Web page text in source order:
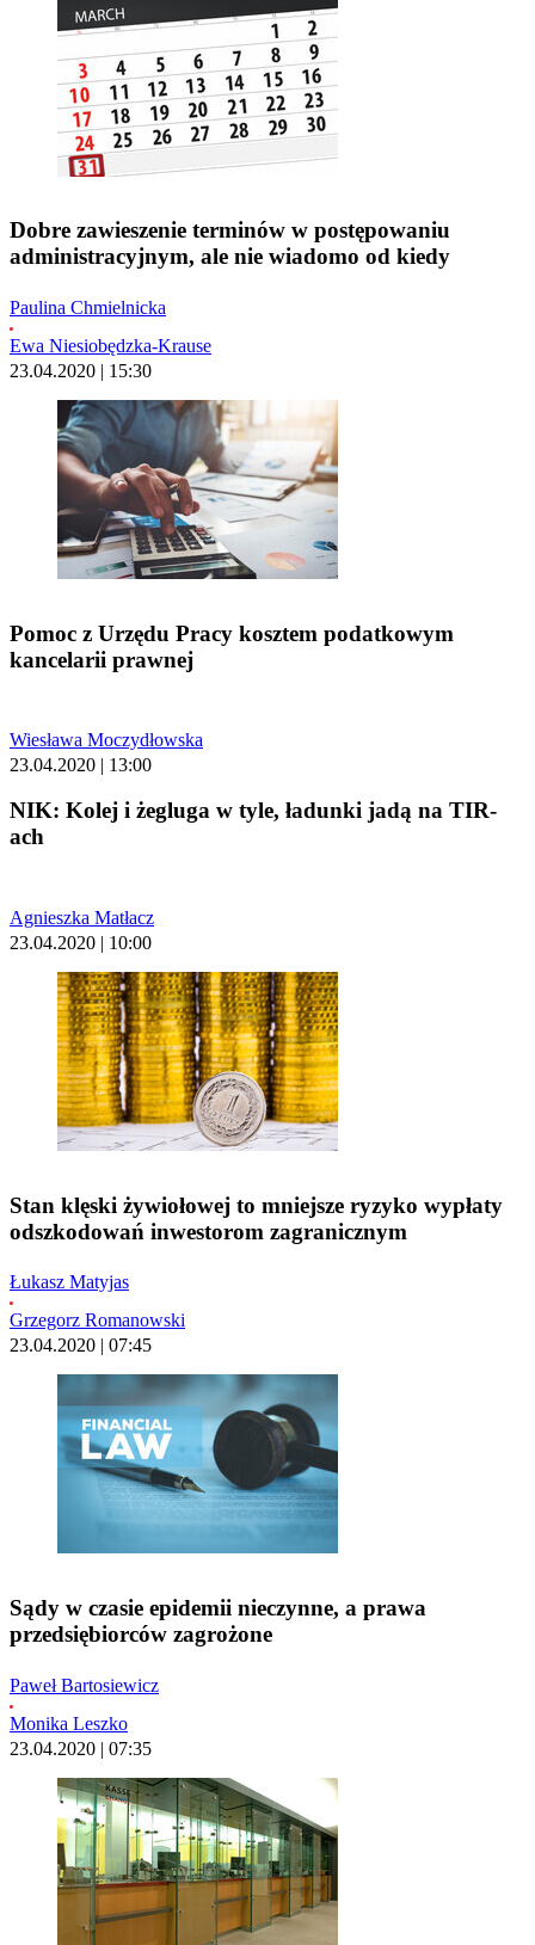
Dobre zawieszenie terminów w postępowaniu
administracyjnym, ale nie wiadomo od kiedy
Paulina Chmielnicka
Ewa Niesiobędzka-Krause
23.04.2020 | 15:30
Pomoc z Urzędu Pracy kosztem podatkowym
kancelarii prawnej
Wiesława Moczydłowska
23.04.2020 | 13:00
NIK: Kolej i żegluga w tyle, ładunki jadą na TIR-
ach
Agnieszka Matłacz
23.04.2020 | 10:00
Stan klęski żywiołowej to mniejsze ryzyko wypłaty
odszkodowań inwestorom zagranicznym
Łukasz Matyjas
Grzegorz Romanowski
23.04.2020 | 07:45
Sądy w czasie epidemii nieczynne, a prawa
przedsiębiorców zagrożone
Paweł Bartosiewicz
Monika Leszko
23.04.2020 | 07:35